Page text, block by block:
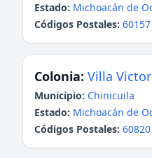
Estado: Michoacán de
Códigos Postales: 60157
Colonia: Villa
Municipio: Chinicuila
Estado: Michoacán de
Códigos Postales: 60820